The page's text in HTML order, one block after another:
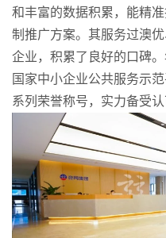
和丰富的数据积累，能精
制推广方案。其服务过澳
企业，积累了良好的口碑
国家中小企业公共服务示
系列荣誉称号，实力备受认